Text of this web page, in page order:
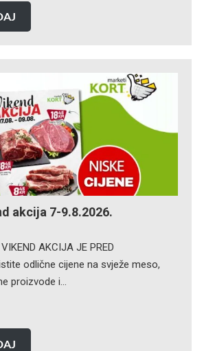
akcija 7-9.8.2026.
AKCIJA JE PRED
odlične cijene na svježe meso,
proizvode i…